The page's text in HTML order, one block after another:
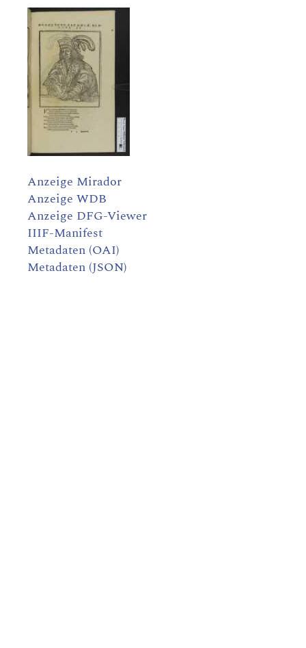
Anzeige Mirador
Anzeige WDB
Anzeige DFG-Viewer
IIIF-Manifest
Metadaten (OAI)
Metadaten (JSON)